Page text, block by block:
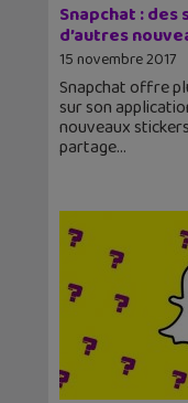
Snapchat :
d’autres
15 novembre 2017
Snapchat offre
sur son
nouveaux
partage